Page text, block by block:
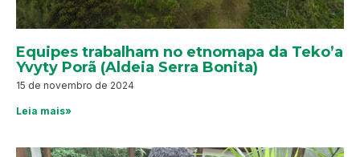
Equipes trabalham no etnomapa da Teko’a
Yvyty Porã (Aldeia Serra Bonita)
15 de novembro de 2024
Leia mais»